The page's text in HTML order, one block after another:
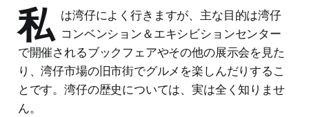
私 は湾仔によく行きますが、主な目的は湾仔
コンベンション＆エキシビションセンター
で開催されるブックフェアやその他の展示会を見た
り、湾仔市場の旧市街でグルメを楽しんだりするこ
とです。湾仔の歴史については、実は全く知りませ
ん。